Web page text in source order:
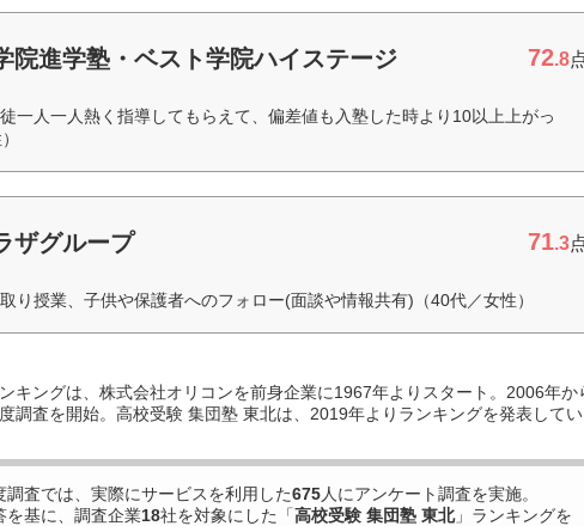
院進学塾・ベスト学院ハイステージ 72.8
一人一人熱く指導してもらえて、偏差値も入塾した時より10以上上がっ
ザグループ 71.3
り授業、子供や保護者へのフォロー(面談や情報共有)（40代／女性）
キングは、株式会社オリコンを前身企業に1967年よりスタート。2006年か
調査を開始。高校受験 集団塾 東北は、2019年よりランキングを発表してい
調査では、実際にサービスを利用した675人にアンケート調査を実施。
を基に、調査企業18社を対象にした「高校受験 集団塾 東北」ランキングを